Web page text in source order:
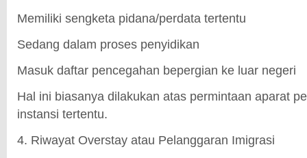
Memiliki sengketa pidana/perdata tertentu
Sedang dalam proses penyidikan
Masuk daftar pencegahan bepergian ke luar negeri
Hal ini biasanya dilakukan atas permintaan aparat
instansi tertentu.
4. Riwayat Overstay atau Pelanggaran Imigrasi